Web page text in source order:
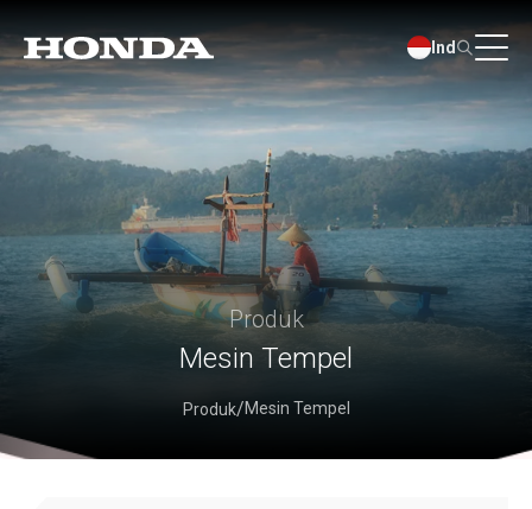
Ind
Produk
Mesin Tempel
Produk Mesin Tempel